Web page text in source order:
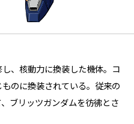
、核動力に換装した機体。コ
のに換装されている。従来の
ブリッツガンダムを彷彿とさ